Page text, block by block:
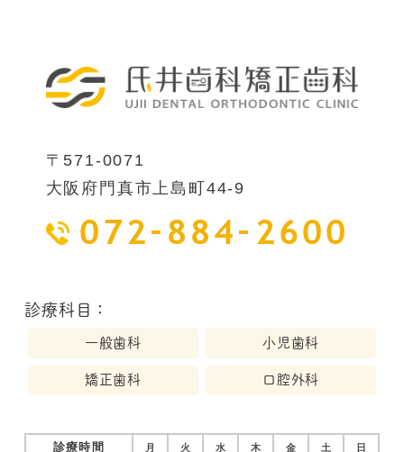
〒571-0071
大阪府門真市上島町44-9
診療科目：
一般歯科 小児歯科
矯正歯科 口腔外科
診療時間 月 火 水 木 金 土 日